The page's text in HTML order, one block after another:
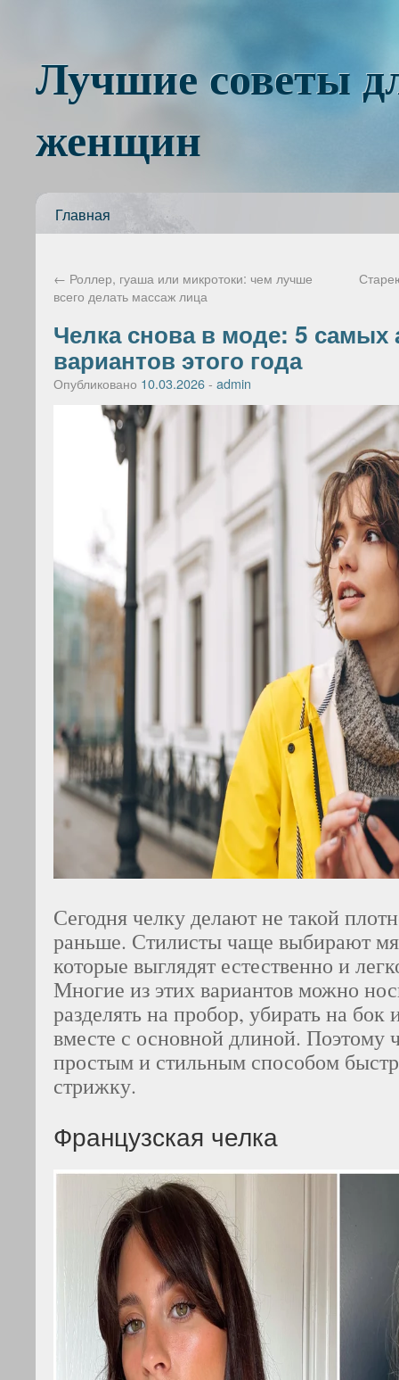
Лучшие советы
женщин
Главная
← Роллер, гуаша или микротоки: чем лучше
всего делать массаж лица
Челка снова в моде: 5 самых
вариантов этого года
Опубликовано 10.03.2026- admin
Сегодня челку делают не такой
раньше. Стилисты чаще выбирают
которые выглядят естественно и
Многие из этих вариантов можно
разделять на пробор, убирать на бок
вместе с основной длиной. Поэтому
простым и стильным способом
стрижку.
Французская челка